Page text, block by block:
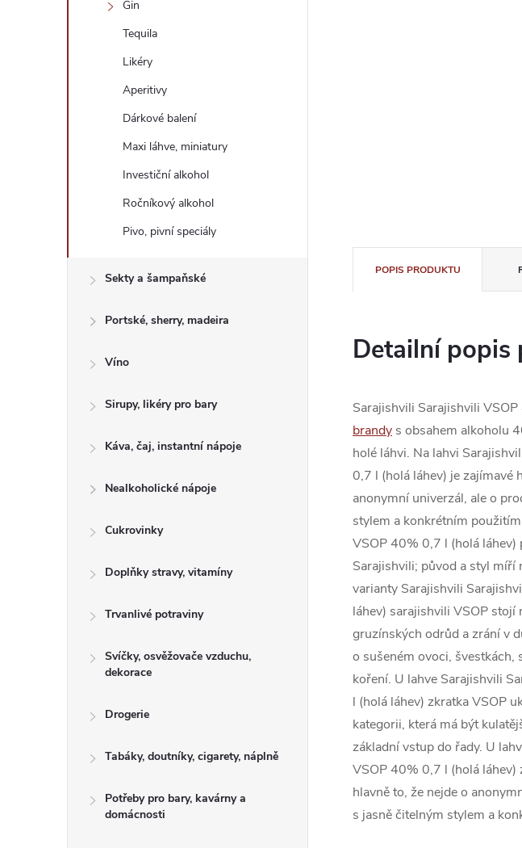
Gin
Tequila
Likéry
Aperitivy
Dárkové balení
Maxi láhve, miniatury
Investiční alkohol
Ročníkový alkohol
Pivo, pivní speciály
Sekty a šampaňské
Portské, sherry, madeira
Víno
Sirupy, likéry pro bary
Káva, čaj, instantní nápoje
Nealkoholické nápoje
Cukrovinky
Doplňky stravy, vitamíny
Trvanlivé potraviny
Svíčky, osvěžovače vzduchu,
dekorace
Drogerie
Tabáky, doutníky, cigarety, náplně
Potřeby pro bary, kavárny a
domácnosti
POPIS PRODUKTU
Detailní popis
Sarajishvili Sarajishvili
brandy s obsahem alkoholu
holé láhvi. Na lahvi
0,7 l (holá láhev) je zajímavé
anonymní univerzál, ale o
stylem a konkrétním
VSOP 40% 0,7 l (holá
Sarajishvili; původ a styl míří
varianty Sarajishvili
láhev) sarajishvili VSOP stojí
gruzínských odrůd a zrání v
o sušeném ovoci, švestkách,
koření. U lahve Sarajishvili
l (holá láhev) zkratka VSOP
kategorii, která má být
základní vstup do řady. U
VSOP 40% 0,7 l (holá láhev)
hlavně to, že nejde o
s jasně čitelným stylem a